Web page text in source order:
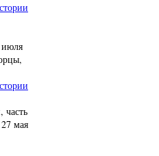
часть
мая